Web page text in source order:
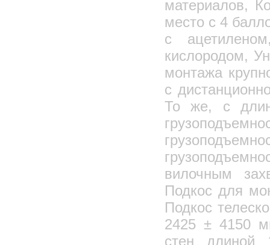
материалов,
место с 4
с
кислородом,
монтажа
с
То же, с
вилочным
Подкос для
Подкос
2425 ± 4150
стен